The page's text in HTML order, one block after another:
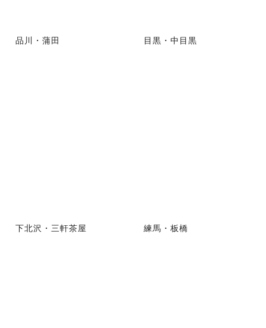
品川・蒲田 目黒・中目黒
下北沢・三軒茶屋 練馬・板橋